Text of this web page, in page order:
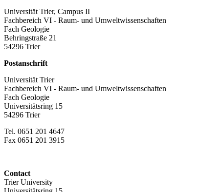
Universität Trier, Campus II
Fachbereich VI - Raum- und Umweltwissenschaften
Fach Geologie
Behringstraße 21
54296 Trier
Postanschrift
Universität Trier
Fachbereich VI - Raum- und Umweltwissenschaften
Fach Geologie
Universitätsring 15
54296 Trier
Tel. 0651 201 4647
Fax 0651 201 3915
Contact
Trier University